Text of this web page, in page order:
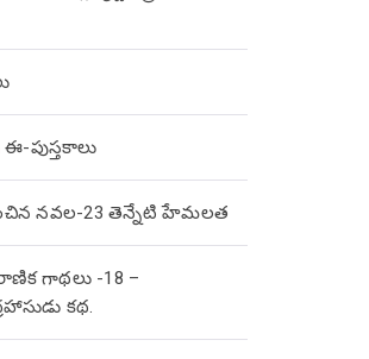
ఈ-పుస్తకాలు
నవల-23 తెన్నేటి హేమలత
గాథలు -18 –
కథ.